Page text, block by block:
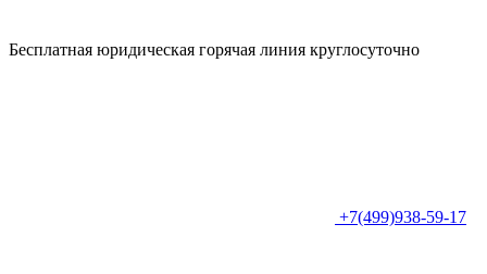
Бесплатная юридическая горячая линия круглосуточно
+7(499)938-59-17